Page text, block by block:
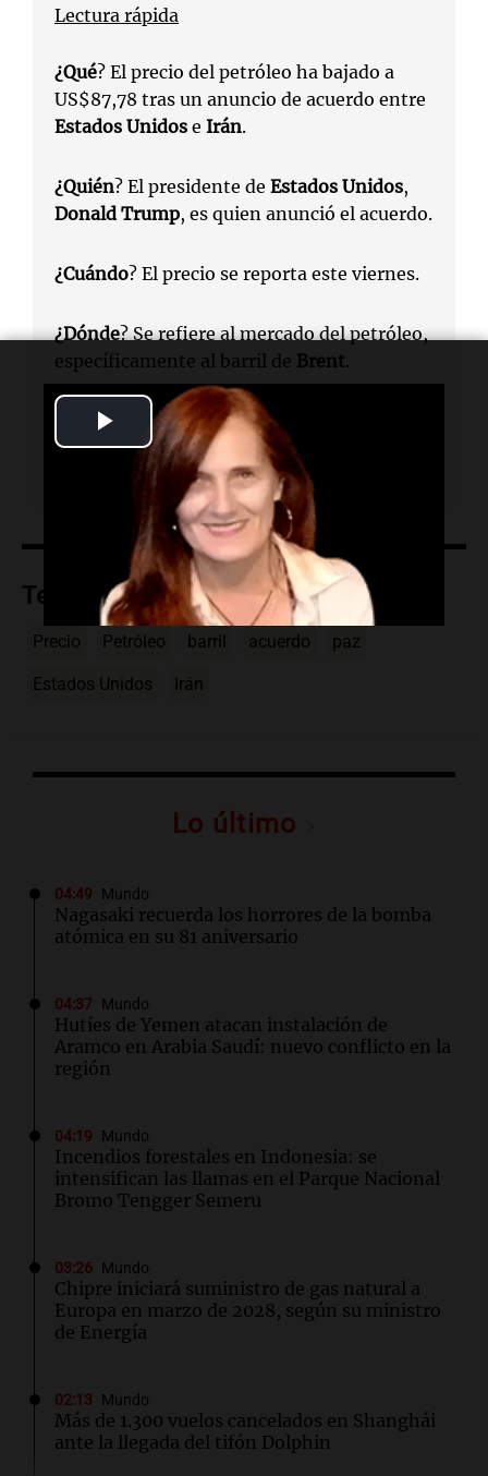
Play
Video
Lectura rápida
¿Qué? El precio del petróleo ha bajado a
US$87,78 tras un anuncio de acuerdo entre
Estados Unidos e Irán.
¿Quién? El presidente de Estados Unidos,
Donald Trump, es quien anunció el acuerdo.
¿Cuándo? El precio se reporta este viernes.
¿Dónde? Se refiere al mercado del petróleo,
específicamente al barril de Brent.
¿Por qué
? El acuerdo busca poner fin a la
guerra enMedio Orientey normalizar el
flujo de petróleo.
Temas
Precio Petróleo barril acuerdo paz
Estados Unidos Irán
Lo último
04:49 Mundo
Nagasaki recuerda los horrores de la bomba
atómica en su 81 aniversario
04:37 Mundo
Hutíes de Yemen atacan instalación de
Aramco en Arabia Saudí: nuevo conflicto en la
región
04:19 Mundo
Incendios forestales en Indonesia: se
intensifican las llamas en el Parque Nacional
Bromo Tengger Semeru
03:26 Mundo
Chipre iniciará suministro de gas natural a
Europa en marzo de 2028, según su ministro
de Energía
02:13 Mundo
Más de 1.300 vuelos cancelados en Shanghái
ante la llegada del tifón Dolphin